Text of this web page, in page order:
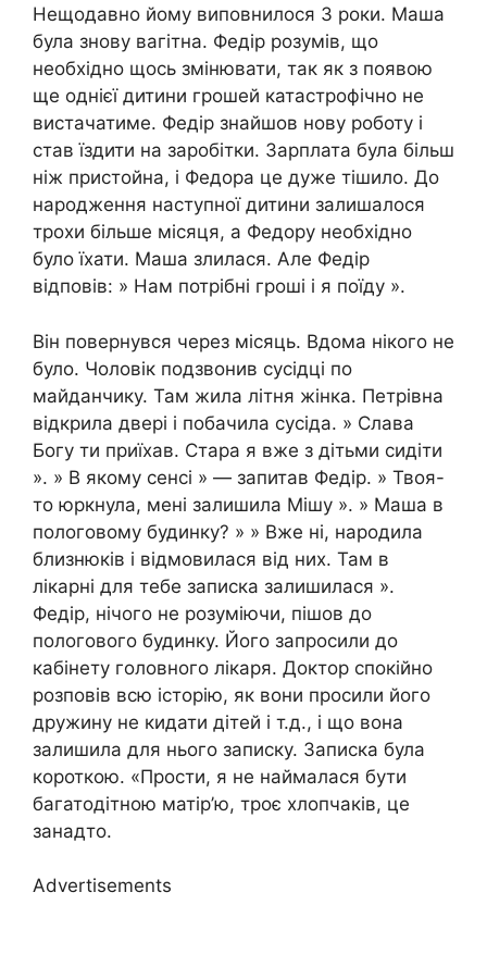
Нещодавно йому виповнилося 3 роки. Маша
була знову вагітна. Федір розумів, що
необхідно щось змінювати, так як з появою
ще однієї дитини грошей катастрофічно не
вистачатиме. Федір знайшов нову роботу і
став їздити на заробітки. Зарплата була більш
ніж пристойна, і Федора це дуже тішило. До
народження наступної дитини залишалося
трохи більше місяця, а Федору необхідно
було їхати. Маша злилася. Але Федір
відповів: » Нам потрібні гроші і я поїду ».
Він повернувся через місяць. Вдома нікого не
було. Чоловік подзвонив сусідці по
майданчику. Там жила літня жінка. Петрівна
відкрила двері і побачила сусіда. » Слава
Богу ти приїхав. Стара я вже з дітьми сидіти
». » В якому сенсі » — запитав Федір. » Твоя-
то юркнула, мені залишила Мішу ». » Маша в
пологовому будинку? » » Вже ні, народила
близнюків і відмовилася від них. Там в
лікарні для тебе записка залишилася ».
Федір, нічого не розуміючи, пішов до
пологового будинку. Його запросили до
кабінету головного лікаря. Доктор спокійно
розповів всю історію, як вони просили його
дружину не кидати дітей і т.д., і що вона
залишила для нього записку. Записка була
короткою. «Прости, я не наймалася бути
багатодітною матір’ю, троє хлопчаків, це
занадто.
Advertisements